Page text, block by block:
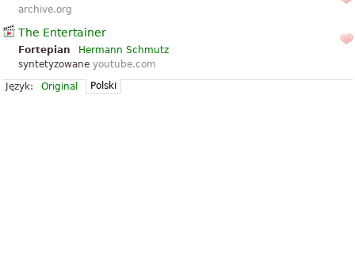
archive.org
The Entertainer
Fortepian
Hermann Schmutz
syntetyzowane youtube.com
Język:
Original Polski